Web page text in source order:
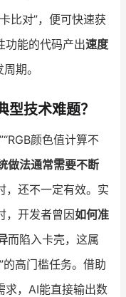
比对”，便可快速获
功能的代码产出速度
期。
技术难题？
颜色值计算不
做法通常需要不断
，还不一定有效。实
，开发者曾因如何准
而陷入卡壳，这属
高门槛任务。借助
求，AI能直接输出数